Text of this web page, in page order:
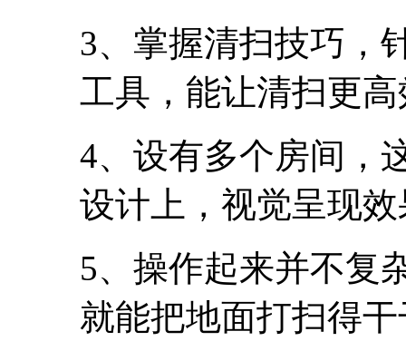
3、掌握清扫技巧，
工具，能让清扫更
4、设有多个房间，
设计上，视觉呈现
5、操作起来并不复
就能把地面打扫得